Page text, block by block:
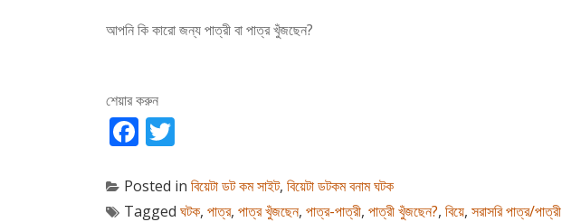
আপনি কি কারো জন্য পাত্রী বা পাত্র খুঁজছেন?
শেয়ার করুন
Facebook
Posted in বিয়েটা ডট কম সাইট, বিয়েটা ডটকম বনাম ঘটক
Tagged ঘটক, পাত্র, পাত্র খুঁজছেন, পাত্র-পাত্রী, পাত্রী খুঁজছেন?, বিয়ে, সরাসরি পাত্র/পাত্রী